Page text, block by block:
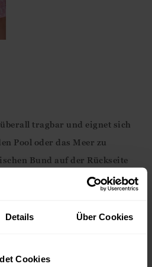
Details Über Cookies
Cookies
überall tragbar und eignet sich
Pool oder das Meer zu
Bund auf der Rückseite
funktionellen Taschen vorne